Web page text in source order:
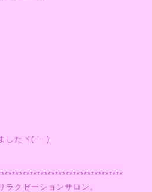
したヾ(ｰｰ )
ラクゼーションサロン。